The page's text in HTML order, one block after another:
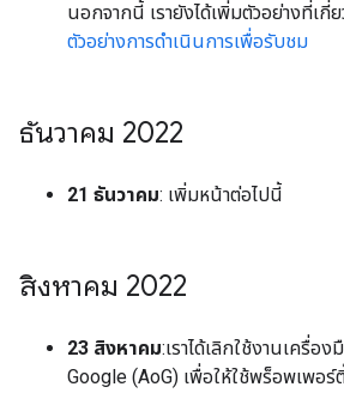
นอกจากนี้ เรายังได้เพิ่มตัวอย่างที่เกี่
ตัวอย่างการดำเนินการเพื่อรับชม
ธันวาคม 2022
21 ธันวาคม: เพิ่มหน้าต่อไปนี้
สิงหาคม 2022
23 สิงหาคม:เราได้เลิกใช้งานเครื่อ
Google (AoG) เพื่อให้ใช้พร็อพเพอ